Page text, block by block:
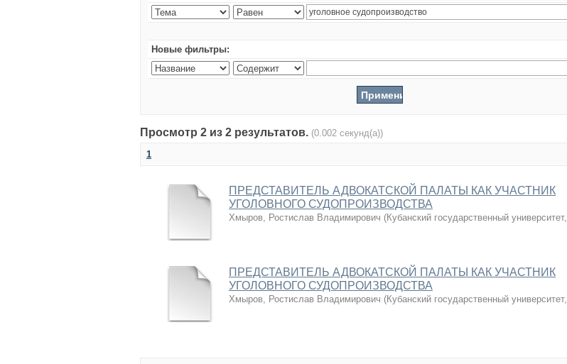
Новые фильтры:
Просмотр 2 из 2 результатов. (0.002 секунд(а))
1
ПРЕДСТАВИТЕЛЬ АДВОКАТСКОЙ ПАЛАТЫ КАК УЧАСТНИК
УГОЛОВНОГО СУДОПРОИЗВОДСТВА
Хмыров, Ростислав Владимирович (Кубанский государственный университет,
ПРЕДСТАВИТЕЛЬ АДВОКАТСКОЙ ПАЛАТЫ КАК УЧАСТНИК
УГОЛОВНОГО СУДОПРОИЗВОДСТВА
Хмыров, Ростислав Владимирович (Кубанский государственный университет,